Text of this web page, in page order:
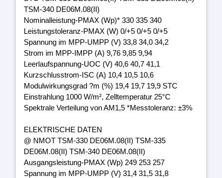
TSM-340 DE06M.08(II)
Nominalleistung-PMAX (Wp)* 330 335 340
Leistungstoleranz-PMAX (W) 0/+5 0/+5 0/+5
Spannung im MPP-UMPP (V) 33,8 34,0 34,2
Strom im MPP-IMPP (A) 9,76 9,85 9,94
Leerlaufspannung-UOC (V) 40,6 40,7 41,1
Kurzschlusstrom-ISC (A) 10,4 10,5 10,6
Modulwirkungsgrad ?m (%) 19,4 19,7 19,9 STC
Einstrahlung 1000 W/m², Zelltemperatur 25°C
Spektrale Verteilung von AM1,5 *Messtoleranz: ±3%
ELEKTRISCHE DATEN
@ NMOT TSM-330 DE06M.08(II) TSM-335
DE06M.08(II) TSM-340 DE06M.08(II)
Ausgangsleistung-PMAX (Wp) 249 253 257
Spannung im MPP-UMPP (V) 31,4 31,5 31,8